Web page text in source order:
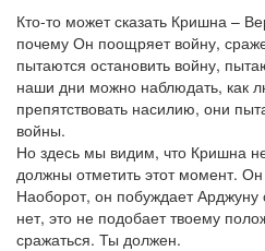
Кто-то может сказать Кришна –
почему Он поощряет войну,
пытаются остановить войну,
наши дни можно наблюдать, как
препятствовать насилию, они
войны.
Но здесь мы видим, что Кришна
должны отметить этот момент.
Наоборот, он побуждает Арджуну
нет, это не подобает твоему
сражаться. Ты должен.